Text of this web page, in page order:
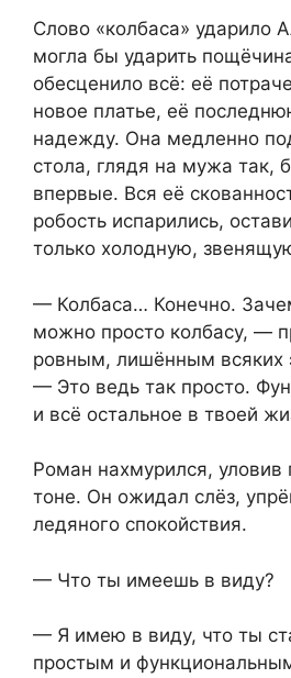
Слово «колбаса» ударило
могла бы ударить
обесценило всё: её
новое платье, её
надежду. Она медленно
стола, глядя на мужа так,
впервые. Вся её
робость испарились,
только холодную,
— Колбаса… Конечно.
можно просто колбасу, —
ровным, лишённым всяких
— Это ведь так просто.
и всё остальное в твоей
Роман нахмурился, уловив
тоне. Он ожидал слёз,
ледяного спокойствия.
— Что ты имеешь в виду?
— Я имею в виду, что ты
простым и